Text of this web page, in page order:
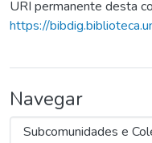
URI permanente desta
https://
Navegar